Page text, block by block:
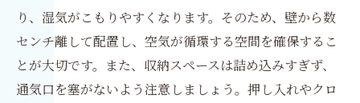
り、湿気がこもりやすくなります。そのため、壁から数
センチ離して配置し、空気が循環する空間を確保するこ
とが大切です。また、収納スペースは詰め込みすぎず、
通気口を塞がないよう注意しましょう。押し入れやクロ